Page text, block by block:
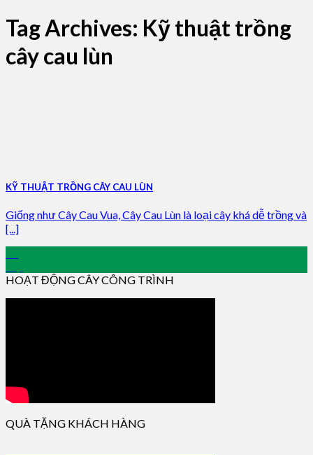
Tag Archives: Kỹ thuật trồng
cây cau lùn
KỸ THUẬT TRỒNG CÂY CAU LÙN
Giống như Cây Cau Vua, Cây Cau Lùn là loại cây khá dễ trồng và
[...]
HOẠT ĐỘNG CÂY CÔNG TRÌNH
QUÀ TẶNG KHÁCH HÀNG